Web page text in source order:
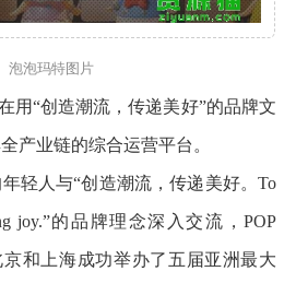
泡泡玛特图片
用“创造潮流，传递美好”的品牌文
产业链的综合运营平台。
轻人与“创造潮流，传递美好。To
joy.”的品牌理念深入交流，POP
和上海成功举办了五届亚洲最大